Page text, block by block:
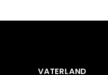
VATERLAND